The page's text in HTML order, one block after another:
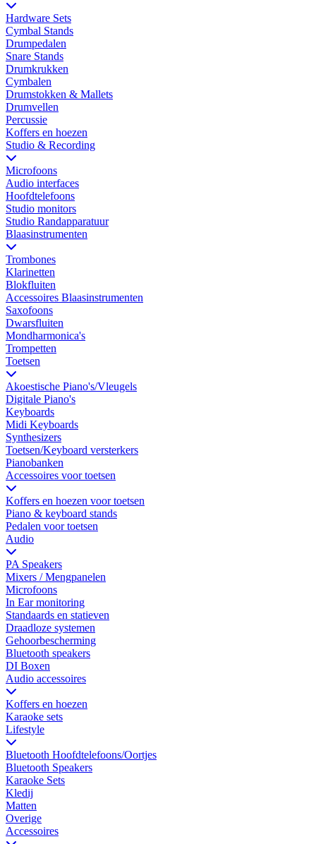
Hardware Sets
Cymbal Stands
Drumpedalen
Snare Stands
Drumkrukken
Cymbalen
Drumstokken & Mallets
Drumvellen
Percussie
Koffers en hoezen
Studio & Recording
Microfoons
Audio interfaces
Hoofdtelefoons
Studio monitors
Studio Randapparatuur
Blaasinstrumenten
Trombones
Klarinetten
Blokfluiten
Accessoires Blaasinstrumenten
Saxofoons
Dwarsfluiten
Mondharmonica's
Trompetten
Toetsen
Akoestische Piano's/Vleugels
Digitale Piano's
Keyboards
Midi Keyboards
Synthesizers
Toetsen/Keyboard versterkers
Pianobanken
Accessoires voor toetsen
Koffers en hoezen voor toetsen
Piano & keyboard stands
Pedalen voor toetsen
Audio
PA Speakers
Mixers / Mengpanelen
Microfoons
In Ear monitoring
Standaards en statieven
Draadloze systemen
Gehoorbescherming
Bluetooth speakers
DI Boxen
Audio accessoires
Koffers en hoezen
Karaoke sets
Lifestyle
Bluetooth Hoofdtelefoons/Oortjes
Bluetooth Speakers
Karaoke Sets
Kledij
Matten
Overige
Accessoires